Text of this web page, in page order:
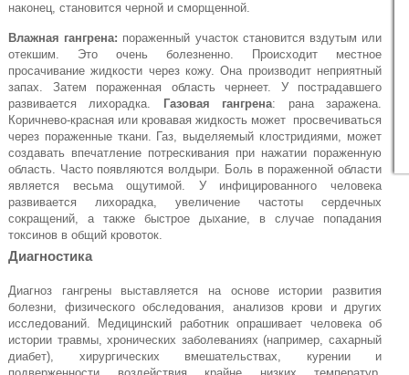
наконец, становится черной и сморщенной.
Влажная гангрена: пораженный участок становится вздутым или
отекшим. Это очень болезненно. Происходит местное
просачивание жидкости через кожу. Она производит неприятный
запах. Затем пораженная область чернеет. У пострадавшего
развивается лихорадка.
Газовая гангрена: рана заражена.
Коричнево-красная или кровавая жидкость может просвечиваться
через пораженные ткани. Газ, выделяемый клостридиями, может
создавать впечатление потрескивания при нажатии пораженную
область. Часто появляются волдыри. Боль в пораженной области
является весьма ощутимой. У инфицированного человека
развивается лихорадка, увеличение частоты сердечных
сокращений, а также быстрое дыхание, в случае попадания
токсинов в общий кровоток.
Диагностика
Диагноз гангрены выставляется на основе истории развития
болезни, физического обследования, анализов крови и других
исследований. Медицинский работник опрашивает человека об
истории травмы, хронических заболеваниях (например, сахарный
диабет), хирургических вмешательствах, курении и